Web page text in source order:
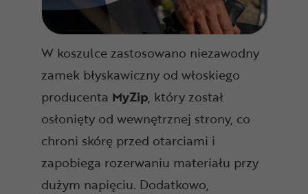
W koszulce zastosowano niezawodny
zamek błyskawiczny od włoskiego
producenta MyZip, który został
osłonięty od wewnętrznej strony, co
chroni skórę przed otarciami i
zapobiega rozerwaniu materiału przy
dużym napięciu. Dodatkowo,